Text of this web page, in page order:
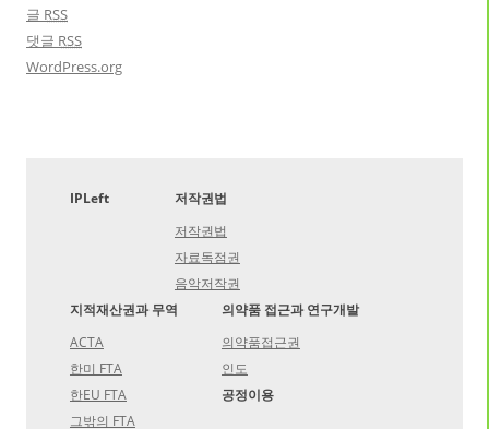
글 RSS
댓글 RSS
WordPress.org
IPLeft
저작권법
저작권법
자료독점권
음악저작권
지적재산권과 무역
ACTA
한미 FTA
한EU FTA
그밖의 FTA
의약품 접근과 연구개발
의약품접근권
인도
공정이용